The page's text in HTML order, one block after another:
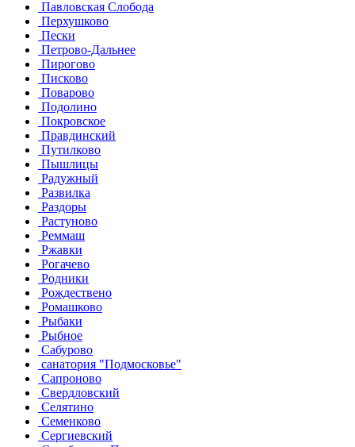
Павловская Слобода
Перхушково
Пески
Петрово-Дальнее
Пирогово
Писково
Поварово
Подолино
Покровское
Правдинский
Путилково
Пышлицы
Радужный
Развилка
Раздоры
Растуново
Реммаш
Ржавки
Рогачево
Родники
Рождествено
Ромашково
Рыбаки
Рыбное
Сабурово
санатория "Подмосковье"
Сапроново
Свердловский
Селятино
Семенково
Сергиевский